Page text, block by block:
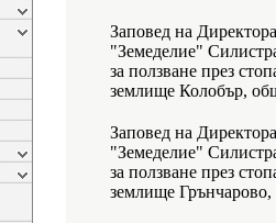
Заповед на
"Земеделие"
за ползване през
землище Колобър,
Заповед на
"Земеделие"
за ползване през
землище